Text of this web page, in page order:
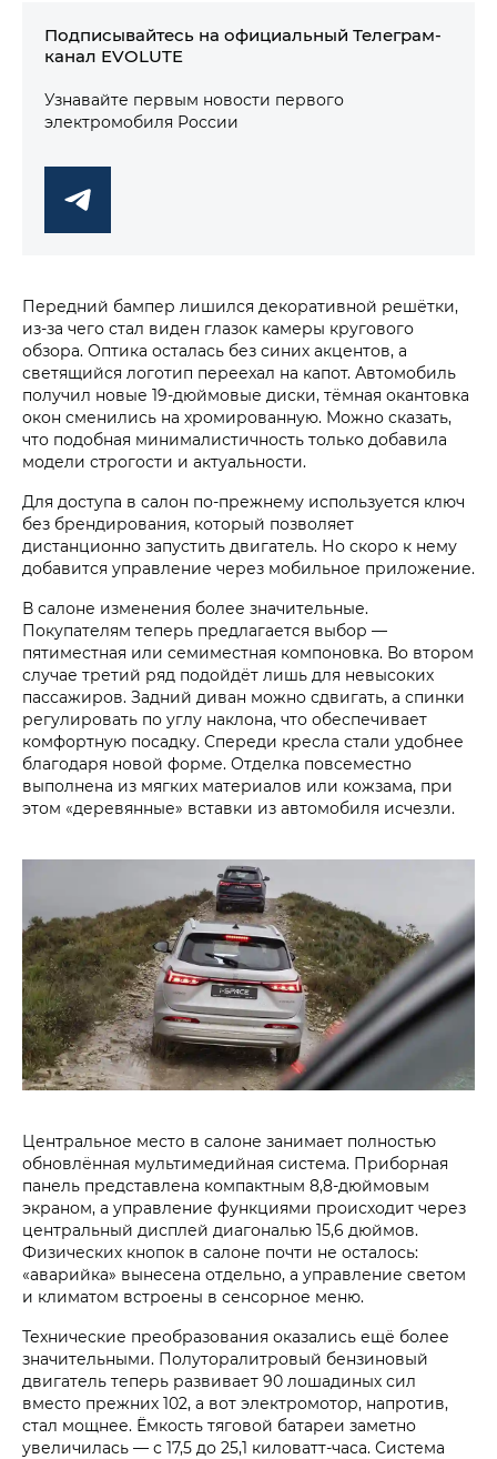
Подписывайтесь на официальный Телеграм-
канал EVOLUTE
Узнавайте первым новости первого
электромобиля России
Передний бампер лишился декоративной решётки,
из-за чего стал виден глазок камеры кругового
обзора. Оптика осталась без синих акцентов, а
светящийся логотип переехал на капот. Автомобиль
получил новые 19-дюймовые диски, тёмная окантовка
окон сменились на хромированную. Можно сказать,
что подобная минималистичность только добавила
модели строгости и актуальности.
Для доступа в салон по-прежнему используется ключ
без брендирования, который позволяет
дистанционно запустить двигатель. Но скоро к нему
добавится управление через мобильное приложение.
В салоне изменения более значительные.
Покупателям теперь предлагается выбор —
пятиместная или семиместная компоновка. Во втором
случае третий ряд подойдёт лишь для невысоких
пассажиров. Задний диван можно сдвигать, а спинки
регулировать по углу наклона, что обеспечивает
комфортную посадку. Спереди кресла стали удобнее
благодаря новой форме. Отделка повсеместно
выполнена из мягких материалов или кожзама, при
этом «деревянные» вставки из автомобиля исчезли.
Центральное место в салоне занимает полностью
обновлённая мультимедийная система. Приборная
панель представлена компактным 8,8-дюймовым
экраном, а управление функциями происходит через
центральный дисплей диагональю 15,6 дюймов.
Физических кнопок в салоне почти не осталось:
«аварийка» вынесена отдельно, а управление светом
и климатом встроены в сенсорное меню.
Технические преобразования оказались ещё более
значительными. Полуторалитровый бензиновый
двигатель теперь развивает 90 лошадиных сил
вместо прежних 102, а вот электромотор, напротив,
стал мощнее. Ёмкость тяговой батареи заметно
увеличилась — с 17,5 до 25,1 киловатт-часа. Система